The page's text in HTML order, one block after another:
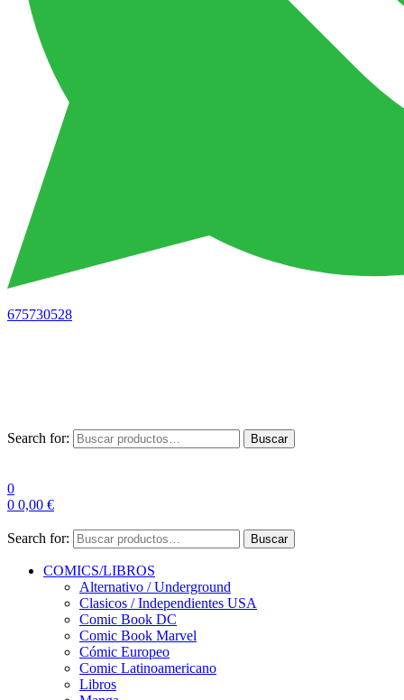
675730528
Search for: Buscar
0
0 0,00 €
Search for: Buscar
COMICS/LIBROS
Alternativo / Underground
Clasicos / Independientes USA
Comic Book DC
Comic Book Marvel
Cómic Europeo
Comic Latinoamericano
Libros